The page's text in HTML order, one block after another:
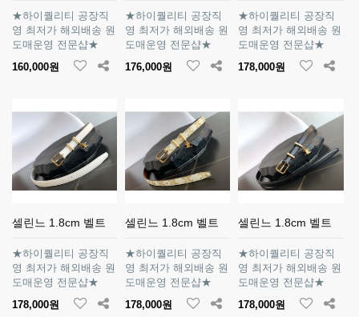
★하이퀄리티 공장직
영 최저가 해외배송 원
도매운영 전문샵★
160,000원
★하이퀄리티 공장직
영 최저가 해외배송 원
도매운영 전문샵★
176,000원
★하이퀄리티 공장직
영 최저가 해외배송 원
도매운영 전문샵★
178,000원
셀린느 1.8cm 벨트
★하이퀄리티 공장직
영 최저가 해외배송 원
도매운영 전문샵★
178,000원
셀린느 1.8cm 벨트
★하이퀄리티 공장직
영 최저가 해외배송 원
도매운영 전문샵★
178,000원
셀린느 1.8cm 벨트
★하이퀄리티 공장직
영 최저가 해외배송 원
도매운영 전문샵★
178,000원